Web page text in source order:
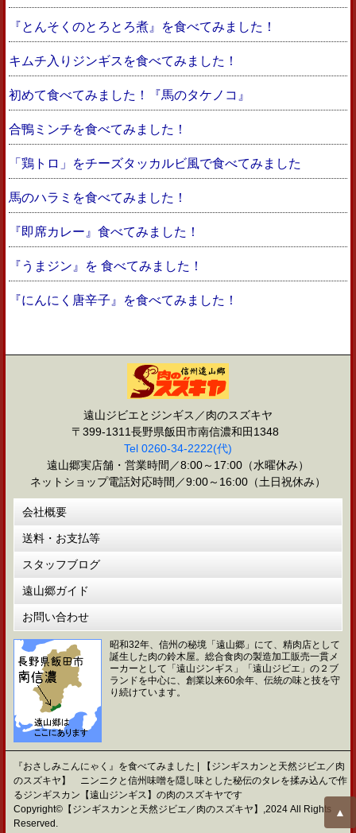
『とんそくのとろとろ煮』を食べてみました！
キムチ入りジンギスを食べてみました！
初めて食べてみました！『馬のタケノコ』
合鴨ミンチを食べてみました！
「鶏トロ」をチーズタッカルビ風で食べてみました
馬のハラミを食べてみました！
『即席カレー』食べてみました！
『うまジン』を 食べてみました！
『にんにく唐辛子』を食べてみました！
遠山ジビエとジンギス／肉のスズキヤ
〒399-1311長野県飯田市南信濃和田1348
Tel 0260-34-2222(代)
遠山郷実店舗・営業時間／8:00～17:00（水曜休み）
ネットショップ電話対応時間／9:00～16:00（土日祝休み）
会社概要
送料・お支払等
スタッフブログ
遠山郷ガイド
お問い合わせ
昭和32年、信州の秘境「遠山郷」にて、精肉店として
誕生した肉の鈴木屋。総合食肉の製造加工販売一貫メ
ーカーとして「遠山ジンギス」「遠山ジビエ」の２ブ
ランドを中心に、創業以来60余年、伝統の味と技を守
り続けています。
『おさしみこんにゃく』を食べてみました | 【ジンギスカンと天然ジビエ／肉
のスズキヤ】 ニンニクと信州味噌を隠し味とした秘伝のタレを揉み込んで作
るジンギスカン【遠山ジンギス】の肉のスズキヤです
Copyright©【ジンギスカンと天然ジビエ／肉のスズキヤ】,2024 All Rights
Reserved.
▲